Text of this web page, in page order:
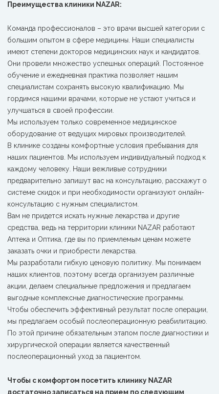
Преимущества клиники NAZAR:
Команда профессионалов – это врачи высшей категории с
большим опытом в сфере медицины. Наши специалисты
имеют степени докторов медицинских наук и кандидатов.
Они провели множество успешных операций. Постоянное
обучение и ежедневная практика позволяет нашим
специалистам сохранять высокую квалификацию. Мы
гордимся нашими врачами, которые не устают учиться и
улучшаться в своей профессии.
Мы используем только современное медицинское
оборудование от ведущих мировых производителей.
В клинике созданы комфортные условия пребывания для
наших пациентов. Мы используем индивидуальный подход к
каждому человеку. Наши вежливые сотрудники
предварительно запишут вас на консультацию, расскажут о
системе скидок и при необходимости организуют онлайн-
консультацию с нужным специалистом.
Вам не придется искать нужные лекарства и другие
средства, ведь на территории клиники NAZAR работают
Аптека и Оптика, где вы по приемлемым ценам можете
заказать очки и приобрести лекарства.
Мы разработали гибкую ценовую политику. Мы понимаем
наших клиентов, поэтому всегда организуем различные
акции, делаем специальные предложения и предлагаем
выгодные комплексные диагностические программы.
Чтобы обеспечить эффективный результат после операции,
мы предлагаем особый послеоперационную реабилитацию.
По этой причине обязательным этапом после диагностики и
хирургической операции является качественный
послеоперационный уход за пациентом.
Чтобы с комфортом посетить клинику NAZAR
достаточно записаться на прием по следующим